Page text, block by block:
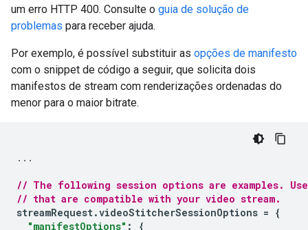
um erro HTTP 400. Consulte o guia de solução de
problemas para receber ajuda.
Por exemplo, é possível substituir as opções de manifesto
com o snippet de código a seguir, que solicita dois
manifestos de stream com renderizações ordenadas do
menor para o maior bitrate.
...
// The following session options are examples.
// that are compatible with your video stream.
streamRequest.videoStitcherSessionOptions = {
"manifestOptions" :
{